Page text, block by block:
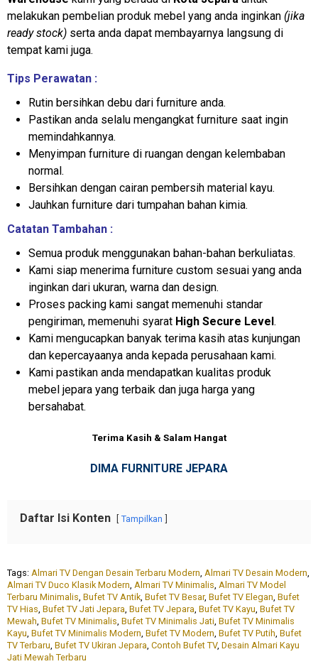
melakukan pembelian produk mebel yang anda inginkan (jika
ready stock) serta anda dapat membayarnya langsung di
tempat kami juga.
Tips Perawatan :
Rutin bersihkan debu dari furniture anda.
Pastikan anda selalu mengangkat furniture saat ingin
memindahkannya.
Menyimpan furniture di ruangan dengan kelembaban
normal.
Bersihkan dengan cairan pembersih material kayu.
Jauhkan furniture dari tumpahan bahan kimia.
Catatan Tambahan :
Semua produk menggunakan bahan-bahan berkuliatas.
Kami siap menerima furniture custom sesuai yang anda
inginkan dari ukuran, warna dan design.
Proses packing kami sangat memenuhi standar
pengiriman, memenuhi syarat High Secure Level.
Kami mengucapkan banyak terima kasih atas kunjungan
dan kepercayaanya anda kepada perusahaan kami.
Kami pastikan anda mendapatkan kualitas produk
mebel jepara yang terbaik dan juga harga yang
bersahabat.
Terima Kasih & Salam Hangat
DIMA FURNITURE JEPARA
Daftar Isi Konten Tampilkan
Tags: Almari TV Dengan Desain Terbaru Modern, Almari TV Desain Modern,
Almari TV Duco Klasik Modern, Almari TV Minimalis, Almari TV Model
Terbaru Minimalis, Bufet TV Antik, Bufet TV Besar, Bufet TV Elegan, Bufet
TV Hias, Bufet TV Jati Jepara, Bufet TV Jepara, Bufet TV Kayu, Bufet TV
Mewah, Bufet TV Minimalis, Bufet TV Minimalis Jati, Bufet TV Minimalis
Kayu, Bufet TV Minimalis Modern, Bufet TV Modern, Bufet TV Putih, Bufet
TV Terbaru, Bufet TV Ukiran Jepara, Contoh Bufet TV, Desain Almari Kayu
Jati Mewah Terbaru